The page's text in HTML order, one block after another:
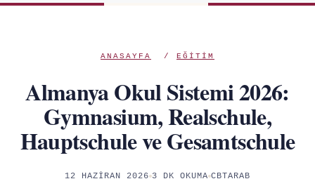
ANASAYFA / EĞITIM
Almanya Okul Sistemi 2026:
Gymnasium, Realschule,
Hauptschule ve Gesamtschule
12 HAZIRAN 2026 3 DK OKUMA CBTARAB